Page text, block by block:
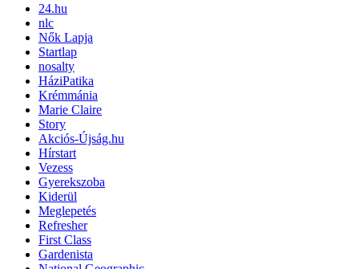
24.hu
nlc
Nők Lapja
Startlap
nosalty
HáziPatika
Krémmánia
Marie Claire
Story
Akciós-Újság.hu
Hírstart
Vezess
Gyerekszoba
Kiderül
Meglepetés
Refresher
First Class
Gardenista